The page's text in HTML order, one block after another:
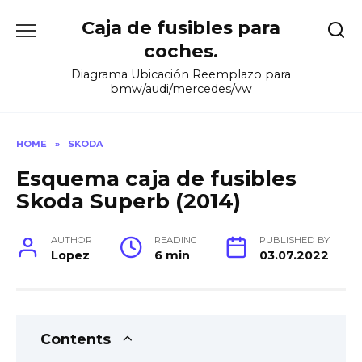
Caja de fusibles para
coches.
Diagrama Ubicación Reemplazo para
bmw/audi/mercedes/vw
HOME » SKODA
Esquema caja de fusibles
Skoda Superb (2014)
AUTHOR
Lopez
READING
6 min
PUBLISHED BY
03.07.2022
Contents